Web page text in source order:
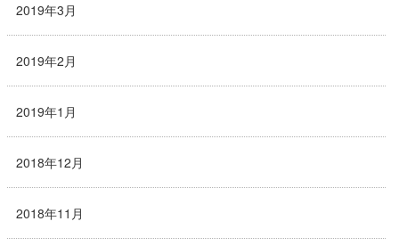
2019年3月
2019年2月
2019年1月
2018年12月
2018年11月